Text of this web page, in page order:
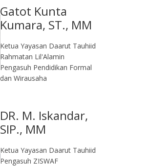
Gatot Kunta
Kumara, ST., MM
Ketua Yayasan Daarut Tauhiid
Rahmatan Lil'Alamin
Pengasuh Pendidikan Formal
dan Wirausaha
DR. M. Iskandar,
SIP., MM
Ketua Yayasan Daarut Tauhiid
Pengasuh ZISWAF